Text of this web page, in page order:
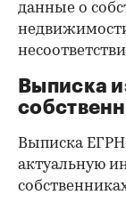
данные о
Выписка
Выписка
актуальную